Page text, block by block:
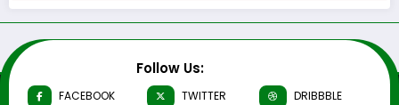
Follow Us:
FACEBOOK TWITTER
DRIBBBLE